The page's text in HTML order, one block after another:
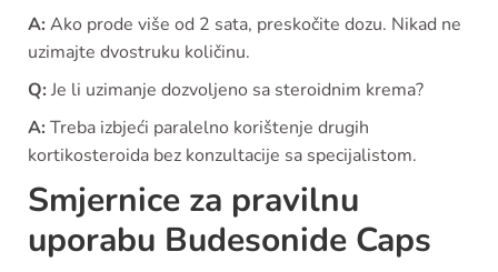
A: Ako prode više od 2 sata, preskočite dozu. Nikad ne
uzimajte dvostruku količinu.
Q: Je li uzimanje dozvoljeno sa steroidnim krema?
A: Treba izbjeći paralelno korištenje drugih
kortikosteroida bez konzultacije sa specijalistom.
Smjernice za pravilnu
uporabu Budesonide Caps